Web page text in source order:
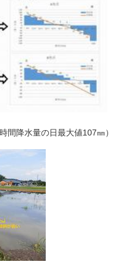
降水量の日最大値107㎜）